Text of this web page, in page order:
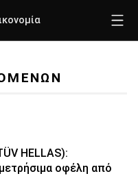
HELLAS):
οφέλη από